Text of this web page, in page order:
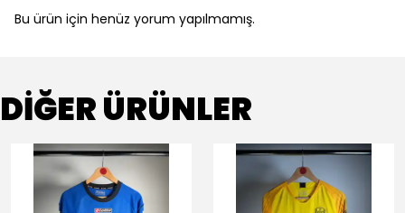
Bu ürün için henüz yorum yapılmamış.
DİĞER ÜRÜNLER